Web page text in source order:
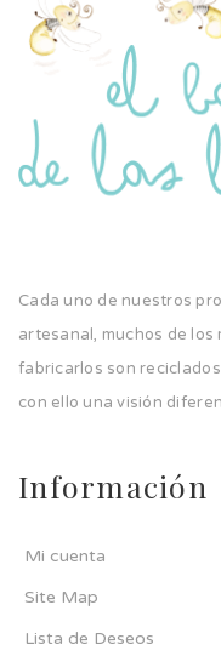
Cada uno de nuestros
artesanal, muchos de
fabricarlos son
con ello una visión
Información
Mi cuenta
Site Map
Lista de Deseos